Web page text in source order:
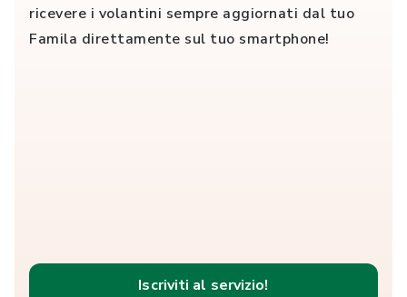
ricevere i volantini sempre aggiornati dal tuo
Famila direttamente sul tuo smartphone!
Iscriviti al servizio!